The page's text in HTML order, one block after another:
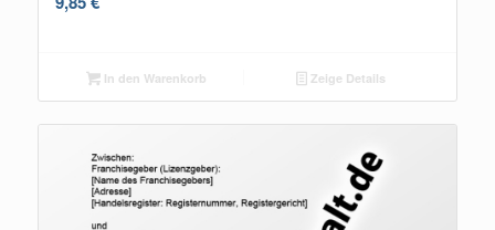
In den Warenkorb Zeige Details